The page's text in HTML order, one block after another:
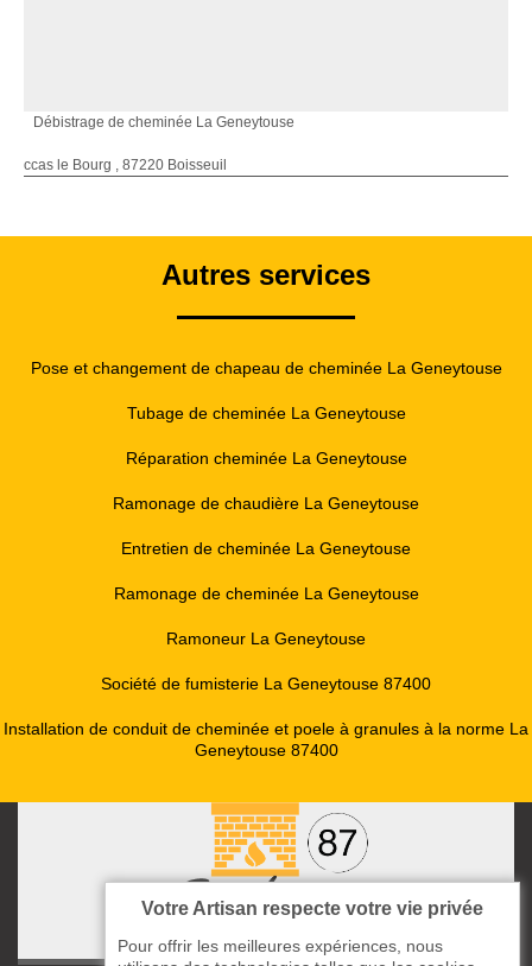
Débistrage de cheminée La Geneytouse
ccas le Bourg , 87220 Boisseuil
Autres services
Pose et changement de chapeau de cheminée La Geneytouse
Tubage de cheminée La Geneytouse
Réparation cheminée La Geneytouse
Ramonage de chaudière La Geneytouse
Entretien de cheminée La Geneytouse
Ramonage de cheminée La Geneytouse
Ramoneur La Geneytouse
Société de fumisterie La Geneytouse 87400
Installation de conduit de cheminée et poele à granules à la norme La
Geneytouse 87400
Votre Artisan respecte votre vie privée
Pour offrir les meilleures expériences, nous